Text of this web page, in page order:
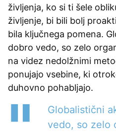
življenja, ko si ti šele
življenje, bi bili bolj
bila ključnega pomena.
dobro vedo, so zelo
na videz nedolžnimi
ponujajo vsebine, ki
duhovno pohabljajo.
Globalistični
vedo, so zelo